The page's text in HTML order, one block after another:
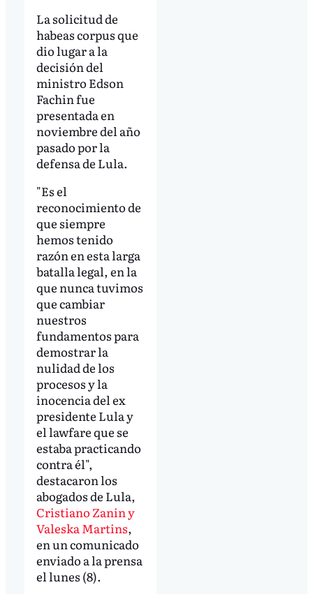
La solicitud de
habeas corpus que
dio lugar a la
decisión del
ministro Edson
Fachin fue
presentada en
noviembre del año
pasado por la
defensa de Lula.
"Es el
reconocimiento de
que siempre
hemos tenido
razón en esta larga
batalla legal, en la
que nunca tuvimos
que cambiar
nuestros
fundamentos para
demostrar la
nulidad de los
procesos y la
inocencia del ex
presidente Lula y
el lawfare que se
estaba practicando
contra él",
destacaron los
abogados de Lula,
Cristiano Zanin y
Valeska Martins,
en un comunicado
enviado a la prensa
el lunes (8).